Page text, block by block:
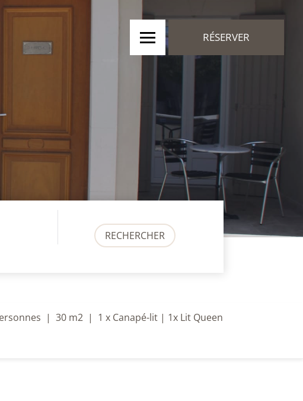
RÉSERVER
RECHERCHER
| 30 m2 | 1 x Canapé-lit| 1x Lit Queen